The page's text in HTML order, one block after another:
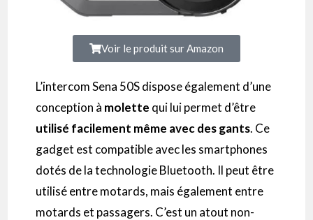
Voir le produit sur Amazon
L’intercomSena 50Sdispose également d’une
conception à molette qui lui permet d’être
utilisé facilement même avec des gants. Ce
gadget est compatible avec les smartphones
dotés de la technologie Bluetooth. Il peut être
utilisé entre motards, mais également entre
motards et passagers. C’est un atout non-